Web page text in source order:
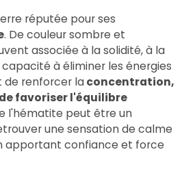
réputée pour ses
. De couleur sombre et
associée à la solidité, à la
à éliminer les énergies
de renforcer laconcentration,
favoriser l'équilibre
l'hématite peut être un
une sensation de calme
apportant confiance et force